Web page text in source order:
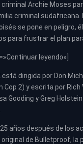
Archie Moses
criminal sudafricana.
se pone en peligro,
para frustrar el plan
leyendo»]
dirigida por Don
Cop 2) y escrita por Rich
Gooding y Greg
años después de los
de Bulletproof, la